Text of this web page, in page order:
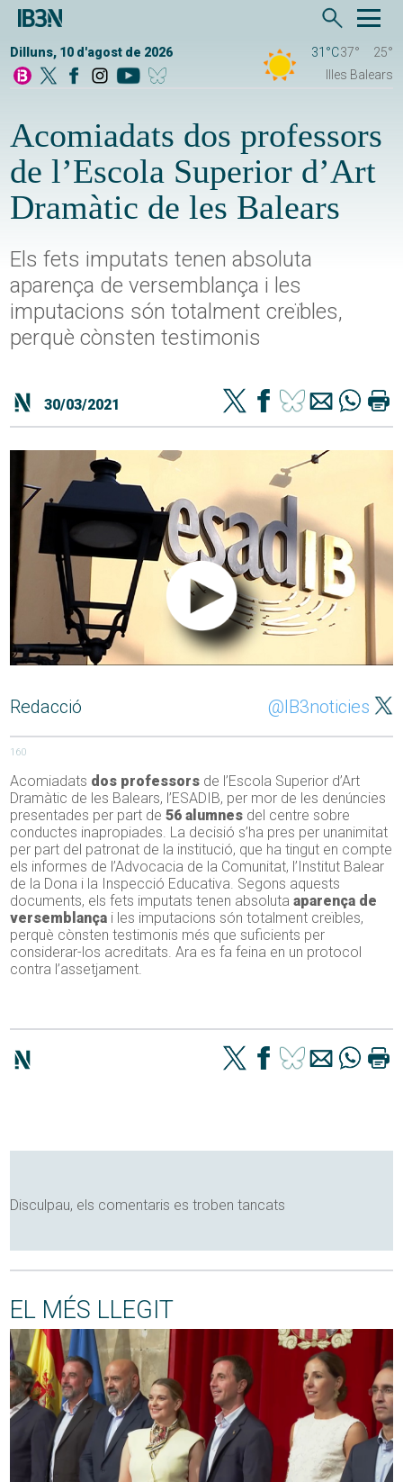
Dilluns, 10 d'agost de 2026 31°C37°
25°
Illes Balears
Acomiadats dos professors
de l’Escola Superior d’Art
Dramàtic de les Balears
Els fets imputats tenen absoluta
aparença de versemblança i les
imputacions són totalment creïbles,
perquè cònsten testimonis
30/03/2021
Redacció @IB3noticies
160
Acomiadats dos professors de l’Escola Superior d’Art
Dramàtic de les Balears, l’ESADIB, per mor de les denúncies
presentades per part de 56 alumnes del centre sobre
conductes inapropiades. La decisió s’ha pres per unanimitat
per part del patronat de la institució, que ha tingut en compte
els informes de l’Advocacia de la Comunitat, l’Institut Balear
de la Dona i la Inspecció Educativa. Segons aquests
documents, els fets imputats tenen absolutaaparença de
versemblança i les imputacions són totalment creïbles,
perquè cònsten testimonis més que suficients per
considerar-los acreditats. Ara es fa feina en un protocol
contra l’assetjament.
Disculpau, els comentaris es troben tancats
EL MÉS LLEGIT